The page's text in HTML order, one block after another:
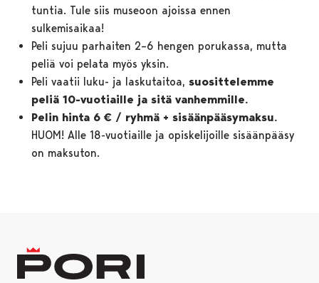
tuntia. Tule siis museoon ajoissa ennen
sulkemisaikaa!
Peli sujuu parhaiten 2–6 hengen porukassa, mutta
peliä voi pelata myös yksin.
Peli vaatii luku- ja laskutaitoa, suosittelemme
peliä 10-vuotiaille ja sitä vanhemmille.
Pelin hinta 6 € / ryhmä + sisäänpääsymaksu.
HUOM! Alle 18-vuotiaille ja opiskelijoille sisäänpääsy
on maksuton.